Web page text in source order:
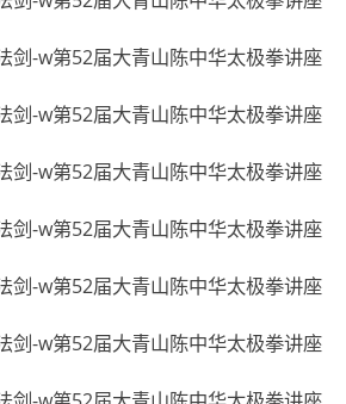
剑-w第52届大青山陈中华太极拳讲座
剑-w第52届大青山陈中华太极拳讲座
剑-w第52届大青山陈中华太极拳讲座
剑-w第52届大青山陈中华太极拳讲座
剑-w第52届大青山陈中华太极拳讲座
剑-w第52届大青山陈中华太极拳讲座